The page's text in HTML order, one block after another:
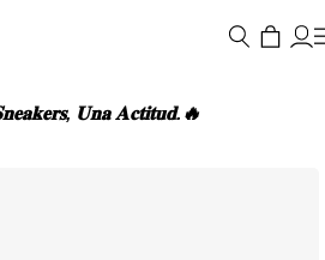
𝐔𝐧𝐚 𝐀𝐜𝐭𝐢𝐭𝐮𝐝.🔥